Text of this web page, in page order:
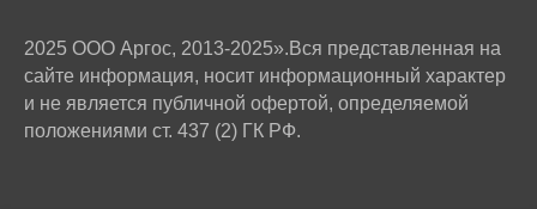
2025 ООО Аргос, 2013-2025».Вся представленная на
сайте информация, носит информационный характер
и не является публичной офертой, определяемой
положениями ст. 437 (2) ГК РФ.